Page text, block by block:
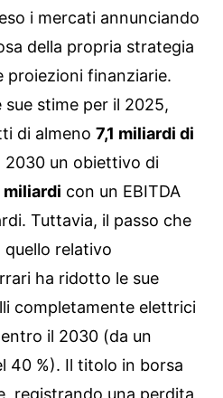
i mercati annunciando
della propria strategia
proiezioni finanziarie.
sue stime per il 2025,
di almeno 7,1 miliardi di
2030 un obiettivo di
miliardi con un EBITDA
Tuttavia, il passo che
relativo
ha ridotto le sue
completamente elettrici
il 2030 (da un
40 %). Il titolo in borsa
registrando una perdita